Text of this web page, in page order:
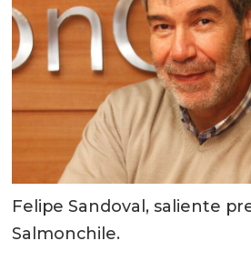
Felipe Sandoval, saliente
Salmonchile.